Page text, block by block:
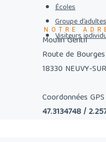
Écoles
Groupe d’adultes
Visiteurs
NOTRE
Moulin Gentil
Route de Bourges
18330 NEUVY-
Coordonnées
47.3134748 /